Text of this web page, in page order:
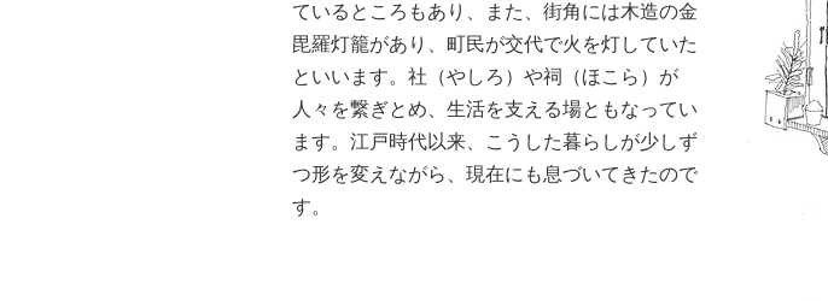
ているところもあり、また、街角には木造の金
毘羅灯籠があり、町民が交代で火を灯していた
といいます。社（やしろ）や祠（ほこら）が
人々を繋ぎとめ、生活を支える場ともなってい
ます。江戸時代以来、こうした暮らしが少しず
つ形を変えながら、現在にも息づいてきたので
す。